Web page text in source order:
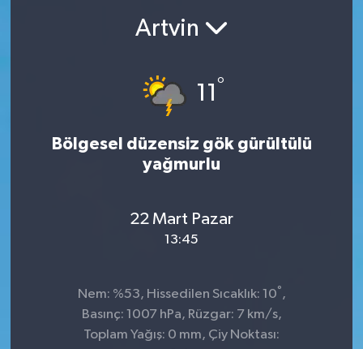
Artvin
11 °
Bölgesel düzensiz gök gürültülü
yağmurlu
22 Mart Pazar
13:45
Nem: %53, Hissedilen Sıcaklık: 10°,
Basınç: 1007 hPa, Rüzgar: 7 km/s,
Toplam Yağış: 0 mm, Çiy Noktası: